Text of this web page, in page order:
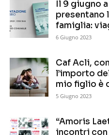
Il 9 giugno
presentano
famiglia:
6 Giugno 2023
Caf Acli,
l’importo
mio figlio è
5 Giugno 2023
“Amoris
incontri